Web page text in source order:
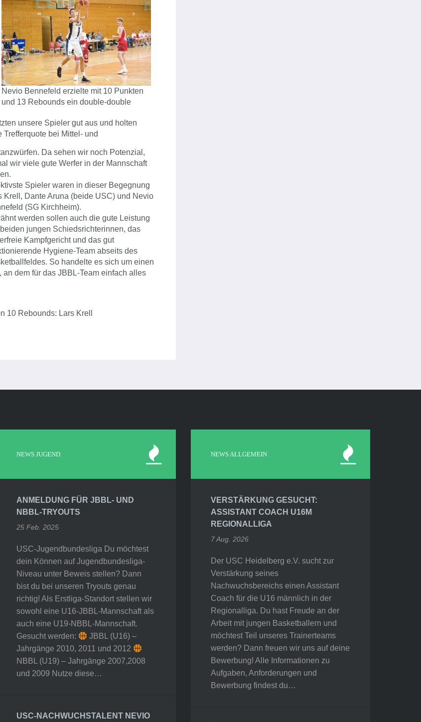
Nevio Bennefeld erzielte mit 10 Punkten
und 13 Rebounds ein double-double
unsere Spieler gut aus und holten
bei Mittel- und
Da sehen wir noch Potenzial,
wir viele gute Werfer in der Mannschaft
Spieler waren in dieser Begegnung
Krell, Dante Aruna (beide USC) und Nevio
(SG Kirchheim).
werden sollen auch die gute Leistung
jungen Schiedsrichterinnen, das
Kampfgericht und das gut
Hygiene-Team abseits des
So handelte es sich um einen
an dem für das JBBL-Team einfach alles
10 Rebounds: Lars Krell
NEWS JUGEND
ANMELDUNG FÜR JBBL- UND
NBBL-TRYOUTS
25 Feb. 2025
USC-Jugendbundesliga Du möchtest
dein Können auf Jugendbundesliga-
Niveau unter Beweis stellen? Dann
bist du bei unseren Tryouts genau
richtig! Als Erstliga-Standort stellen wir
sowohl eine U16-JBBL-Mannschaft als
auch eine U19-NBBL-Mannschaft.
Gesucht werden:
JBBL (U16) –
Jahrgänge 2010, 2011 und 2012
NBBL (U19) – Jahrgänge 2007,2008
und 2009 Nutze diese…
USC-NACHWUCHSTALENT NEVIO
NEWS ALLGEMEIN
VERSTÄRKUNG GESUCHT:
ASSISTANT COACH U16M
REGIONALLIGA
7 Aug. 2026
Der USC Heidelberg e.V. sucht zur
Verstärkung seines
Nachwuchsbereichs einen Assistant
Coach für die U16 männlich in der
Regionalliga. Du hast Freude an der
Arbeit mit jungen Basketballern und
möchtest Teil unseres Trainerteams
werden? Dann freuen wir uns auf deine
Bewerbung! Alle Informationen zu
Aufgaben, Anforderungen und
Bewerbung findest du…